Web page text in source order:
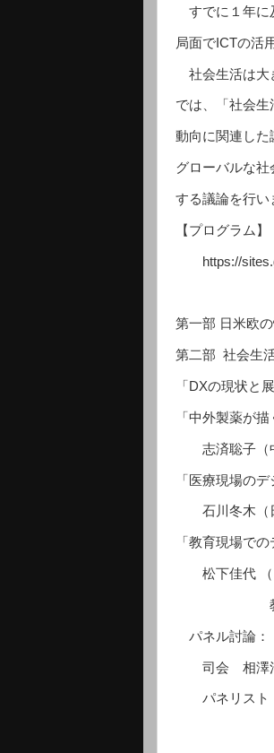
すでに１年に
局面でICTの活
社会生活は大
では、「社会
動向に関連した
グローバルな
する議論を行い
【プログラム】
https://
第一部 日米欧
第二部 社会生
「DXの現状と
「中外製薬が
志済聡子（中
「医療現場の
石川冬木（日
「教育現場で
松下佳代 （
教授
パネル討論：
司会 相澤清
パネリスト
フェ